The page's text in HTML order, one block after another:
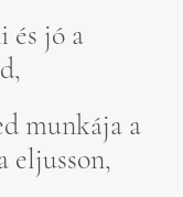
és jó a
munkája a
eljusson,